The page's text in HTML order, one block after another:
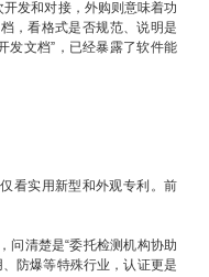
发和对接，外购则意味着功
，看格式是否规范、说明是
发文档”，已经暴露了软件能
看实用新型和外观专利。前
问清楚是“委托检测机构协助
防爆等特殊行业，认证更是